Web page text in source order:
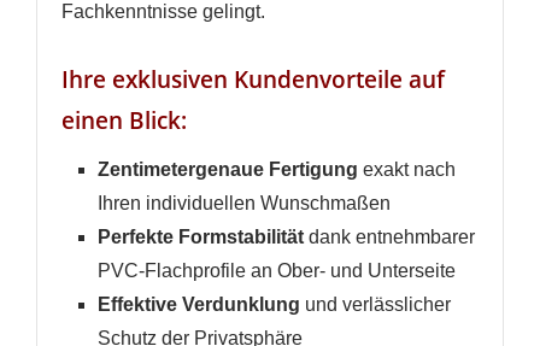
Fachkenntnisse gelingt.
Ihre exklusiven Kundenvorteile auf
einen Blick:
Zentimetergenaue Fertigung exakt nach
Ihren individuellen Wunschmaßen
Perfekte Formstabilität dank entnehmbarer
PVC-Flachprofile an Ober- und Unterseite
Effektive Verdunklung und verlässlicher
Schutz der Privatsphäre